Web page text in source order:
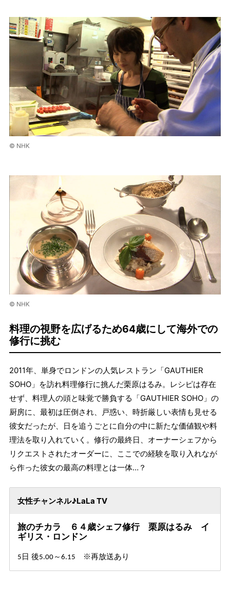
© NHK
© NHK
料理の視野を広げるため64歳にして海外での
修行に挑む
2011年、単身でロンドンの人気レストラン「GAUTHIER
SOHO」を訪れ料理修行に挑んだ栗原はるみ。レシピは存在
せず、料理人の頭と味覚で勝負する「GAUTHIER SOHO」の
厨房に、最初は圧倒され、戸惑い、時折厳しい表情も見せる
彼女だったが、日を追うごとに自分の中に新たな価値観や料
理法を取り入れていく。修行の最終日、オーナーシェフから
リクエストされたオーダーに、ここでの経験を取り入れなが
ら作った彼女の最高の料理とは一体…？
女性チャンネル♪LaLa TV
旅のチカラ ６４歳シェフ修行 栗原はるみ イ
ギリス・ロンドン
5 日 後5.00～ 6.15 ※再放送あり